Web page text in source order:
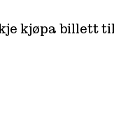
kjøpa billett